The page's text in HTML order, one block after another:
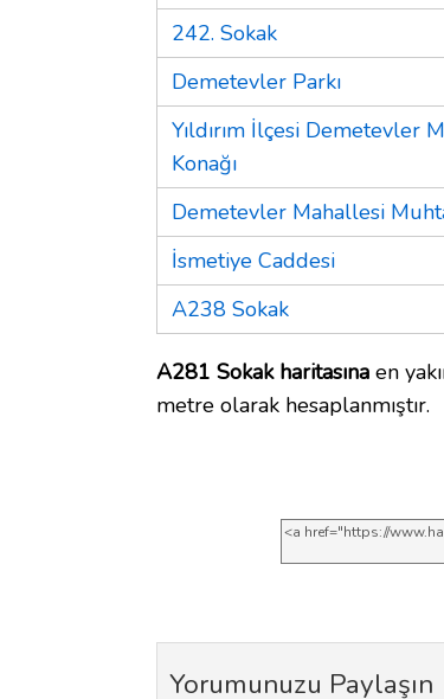
242. Sokak
Demetevler Parkı
Yıldırım İlçesi Demetevler
Konağı
Demetevler Mahallesi
İsmetiye Caddesi
A238 Sokak
A281 Sokak haritasına en
metre olarak hesaplanmıştır.
Yorumunuzu Paylaşın